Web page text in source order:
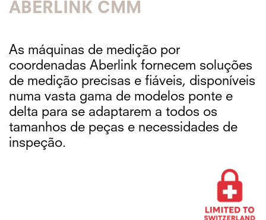
ABERLINK CMM
As máquinas de medição por
coordenadas Aberlink fornecem soluções
de medição precisas e fiáveis, disponíveis
numa vasta gama de modelos ponte e
delta para se adaptarem a todos os
tamanhos de peças e necessidades de
inspeção.